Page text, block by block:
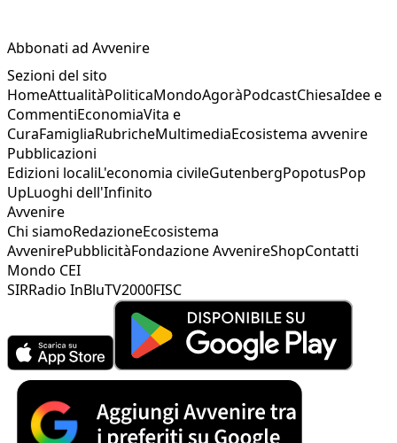
Abbonati ad Avvenire
Sezioni del sito
HomeAttualitàPoliticaMondoAgoràPodcastChiesaIdee e
CommentiEconomiaVita e
CuraFamigliaRubricheMultimediaEcosistema avvenire
Pubblicazioni
Edizioni localiL'economia civileGutenbergPopotusPop
UpLuoghi dell'Infinito
Avvenire
Chi siamoRedazioneEcosistema
AvvenirePubblicitàFondazione AvvenireShopContatti
Mondo CEI
SIRRadio InBluTV2000FISC